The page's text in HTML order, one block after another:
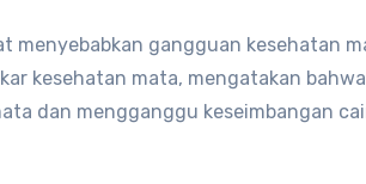
menyebabkan gangguan kesehatan
kesehatan mata, mengatakan bahwa
dan mengganggu keseimbangan